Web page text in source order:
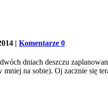
| Komentarze 0
dniach deszczu
na sobie). Oj zacznie się